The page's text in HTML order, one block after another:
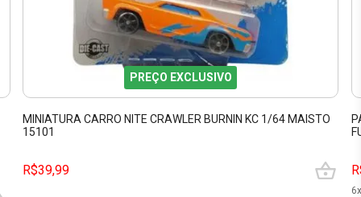
PREÇO EXCLUSIVO
MINIATURA CARRO NITE CRAWLER BURNIN KC 1/64 MAISTO
15101
R$39,99
6